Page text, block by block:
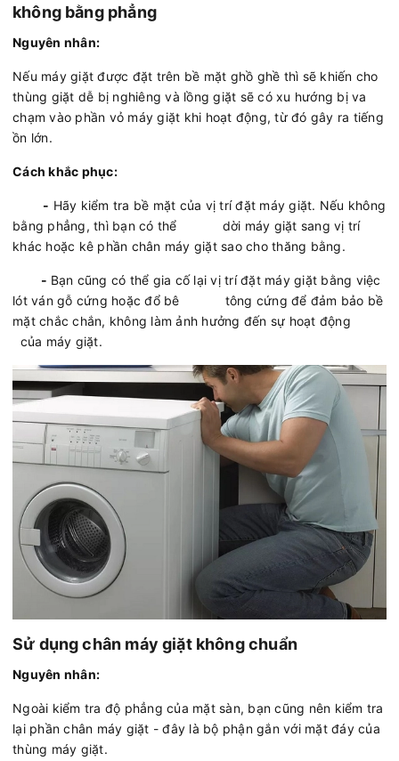
không bằng phẳng
Nguyên nhân:
Nếu máy giặt được đặt trên bề mặt ghồ ghề thì sẽ khiến cho
thùng giặt dễ bị nghiêng và lồng giặt sẽ có xu hướng bị va
chạm vào phần vỏ máy giặt khi hoạt động, từ đó gây ra tiếng
ồn lớn.
Cách khắc phục:
- Hãy kiểm tra bề mặt của vị trí đặt máy giặt. Nếu không
bằng phẳng, thì bạn có thể dời máy giặt sang vị trí
khác hoặc kê phần chân máy giặt sao cho thăng bằng.
- Bạn cũng có thể gia cố lại vị trí đặt máy giặt bằng việc
lót ván gỗ cứng hoặc đổ bê tông cứng để đảm bảo bề
mặt chắc chắn, không làm ảnh hưởng đến sự hoạt động
của máy giặt.
Sử dụng chân máy giặt không chuẩn
Nguyên nhân:
Ngoài kiểm tra độ phẳng của mặt sàn, bạn cũng nên kiểm tra
lại phần chân máy giặt - đây là bộ phận gắn với mặt đáy của
thùng máy giặt.